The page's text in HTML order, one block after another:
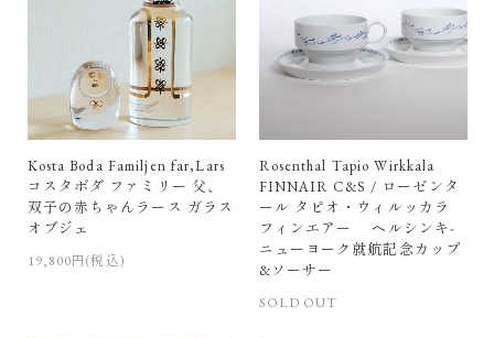
Kosta Boda Familjen far,Lars
コスタボダ ファミリー 父、
双子の赤ちゃんラース ガラス
オブジェ
19,800円(税込)
Rosenthal Tapio Wirkkala
FINNAIR C&S / ローゼンタ
ール タピオ・ウィルッカラ
フィンエアー ヘルシンキ-
ニューヨーク就航記念カップ
&ソーサー
SOLD OUT